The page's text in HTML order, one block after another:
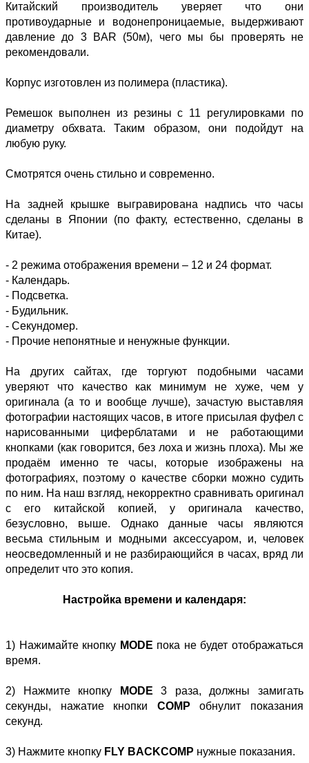
Китайский производитель уверяет что они
противоударные и водонепроницаемые, выдерживают
давление до 3 BAR (50м), чего мы бы проверять не
рекомендовали.
Корпус изготовлен из полимера (пластика).
Ремешок выполнен из резины с 11 регулировками по
диаметру обхвата. Таким образом, они подойдут на
любую руку.
Смотрятся очень стильно и современно.
На задней крышке выгравирована надпись что часы
сделаны в Японии (по факту, естественно, сделаны в
Китае).
- 2 режима отображения времени – 12 и 24 формат.
- Календарь.
- Подсветка.
- Будильник.
- Секундомер.
- Прочие непонятные и ненужные функции.
На других сайтах, где торгуют подобными часами
уверяют что качество как минимум не хуже, чем у
оригинала (а то и вообще лучше), зачастую выставляя
фотографии настоящих часов, в итоге присылая фуфел с
нарисованными циферблатами и не работающими
кнопками (как говорится, без лоха и жизнь плоха). Мы же
продаём именно те часы, которые изображены на
фотографиях, поэтому о качестве сборки можно судить
по ним. На наш взгляд, некорректно сравнивать оригинал
с его китайской копией, у оригинала качество,
безусловно, выше. Однако данные часы являются
весьма стильным и модными аксессуаром, и, человек
неосведомленный и не разбирающийся в часах, вряд ли
определит что это копия.
Настройка времени и календаря:
1) Нажимайте кнопку MODE пока не будет отображаться
время.
2) Нажмите кнопку MODE 3 раза, должны замигать
секунды, нажатие кнопки COMP обнулит показания
секунд.
3) Нажмите кнопку FLY BACKCOMP нужные показания.